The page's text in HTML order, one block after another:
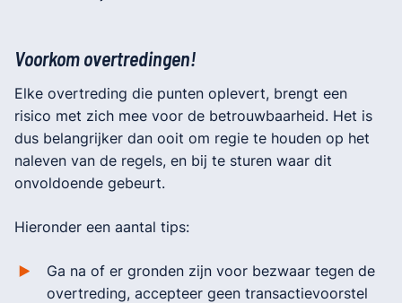
Voorkom overtredingen!
Elke overtreding die punten oplevert, brengt een
risico met zich mee voor de betrouwbaarheid. Het is
dus belangrijker dan ooit om regie te houden op het
naleven van de regels, en bij te sturen waar dit
onvoldoende gebeurt.
Hieronder een aantal tips:
Ga na of er gronden zijn voor bezwaar tegen de
overtreding, accepteer geen transactievoorstel